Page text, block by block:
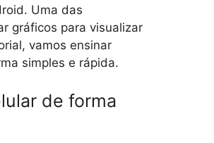
Uma das
gráficos para visualizar
vamos ensinar
simples e rápida.
de forma